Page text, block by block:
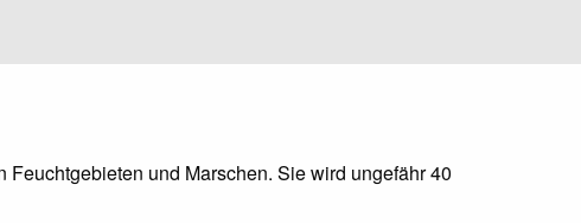
und Marschen. Sie wird ungefähr 40